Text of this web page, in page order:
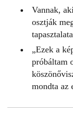
Vannak,
osztják
„Ezek a
próbáltam
mondta az